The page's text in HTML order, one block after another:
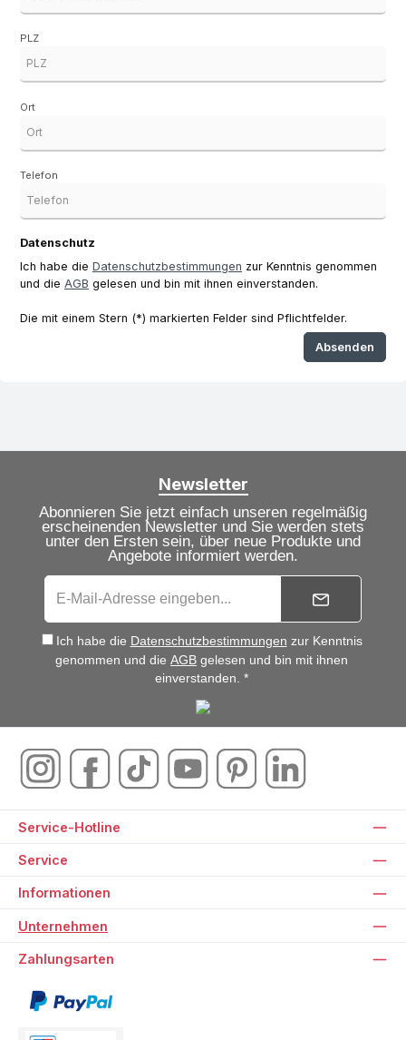
PLZ
Ort
Telefon
Datenschutz
Ich habe die Datenschutzbestimmungen zur Kenntnis genommen
und die AGB gelesen und bin mit ihnen einverstanden.
Die mit einem Stern (*) markierten Felder sind Pflichtfelder.
Absenden
Newsletter
Abonnieren Sie jetzt einfach unseren regelmäßig
erscheinenden Newsletter und Sie werden stets
unter den Ersten sein, über neue Produkte und
Angebote informiert werden.
Ich habe die Datenschutzbestimmungen zur Kenntnis
genommen und die AGB gelesen und bin mit ihnen
einverstanden. *
Service-Hotline
Service
Informationen
Unternehmen
Zahlungsarten